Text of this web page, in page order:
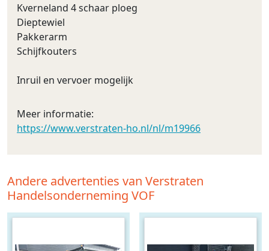
Kverneland 4 schaar ploeg
Dieptewiel
Pakkerarm
Schijfkouters
Inruil en vervoer mogelijk
Meer informatie:
https://www.verstraten-ho.nl/nl/m19966
Andere advertenties van Verstraten
Handelsonderneming VOF